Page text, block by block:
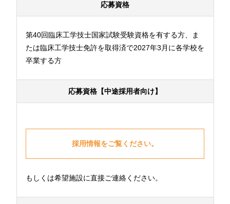
応募資格
第40回臨床工学技士国家試験受験資格を有する方、ま
たは臨床工学技士免許を取得済で2027年3月に各学校を
卒業する方
応募資格【中途採用者向け】
採用情報をご覧ください。
もしくは希望施設に直接ご連絡ください。